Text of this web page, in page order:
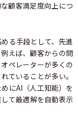
顧客満足度向上につ
る手段として、先進
えば、顧客からの問
ペレーターが多くの
ていることが多い。
にAI（人工知能）を
て最適解を自動表示